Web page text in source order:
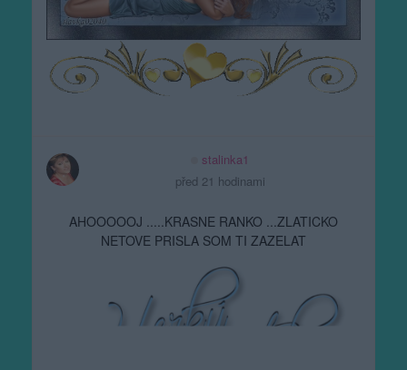
stalinka1
před 21 hodinami
AHOOOOOJ .....KRASNE RANKO ...ZLATICKO
NETOVE PRISLA SOM TI ZAZELAT